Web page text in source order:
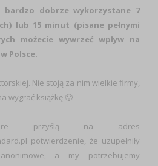
bardzo dobrze wykorzystane 7
lub 15 minut (pisane pełnymi
możecie wywrzeć wpływ na
Polsce.
Nie stoją za nim wielkie firmy,
wygrać książkę 🙂
przyślą na adres
potwierdzenie, że uzupełniły
a my potrzebujemy